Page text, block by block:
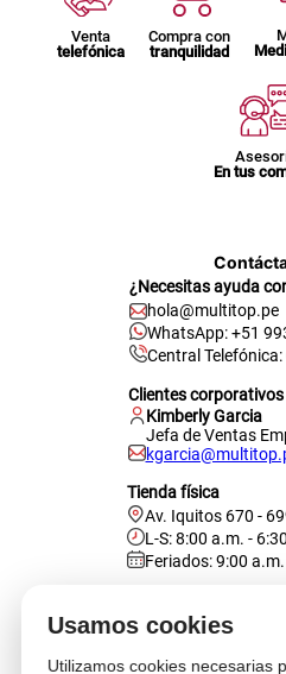
Usamos cookies
Utilizamos cookies necesarias
Venta
telefónica
Compra con
tranquilidad
En tus
¿Necesitas ayuda
hola@multitop.pe
WhatsApp: +51
Central
Clientes corporativos
Kimberly Garcia
Jefa de Ventas
Tienda física
Av. Iquitos 670 -
L-S: 8:00 a.m. -
Feriados: 9:00